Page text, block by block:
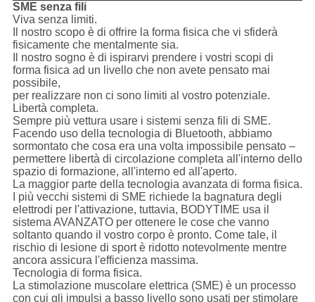
SME senza fili
Viva senza limiti.
Il nostro scopo è di offrire la forma fisica che vi sfiderà
fisicamente che mentalmente sia.
Il nostro sogno è di ispirarvi prendere i vostri scopi di
forma fisica ad un livello che non avete pensato mai
possibile,
per realizzare non ci sono limiti al vostro potenziale.
Libertà completa.
Sempre più vettura usare i sistemi senza fili di SME.
Facendo uso della tecnologia di Bluetooth, abbiamo
sormontato che cosa era una volta impossibile pensato –
permettere libertà di circolazione completa all'interno dello
spazio di formazione, all'interno ed all'aperto.
La maggior parte della tecnologia avanzata di forma fisica.
I più vecchi sistemi di SME richiede la bagnatura degli
elettrodi per l'attivazione, tuttavia, BODYTIME usa il
sistema AVANZATO per ottenere le cose che vanno
soltanto quando il vostro corpo è pronto. Come tale, il
rischio di lesione di sport è ridotto notevolmente mentre
ancora assicura l'efficienza massima.
Tecnologia di forma fisica.
La stimolazione muscolare elettrica (SME) è un processo
con cui gli impulsi a basso livello sono usati per stimolare